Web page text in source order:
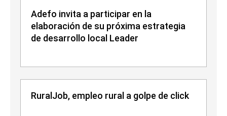
Adefo invita a participar en la
elaboración de su próxima estrategia
de desarrollo local Leader
RuralJob, empleo rural a golpe de click